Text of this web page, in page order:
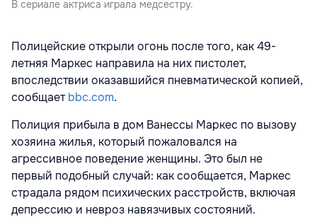
В сериале актриса играла медсестру.
Полицейские открыли огонь после того, как 49-
летняя Маркес направила на них пистолет,
впоследствии оказавшийся пневматической копией,
сообщаетbbc.com.
Полиция прибыла в дом Ванессы Маркес по вызову
хозяина жилья, который пожаловался на
агрессивное поведение женщины. Это был не
первый подобный случай: как сообщается, Маркес
страдала рядом психических расстройств, включая
депрессию и невроз навязчивых состояний.